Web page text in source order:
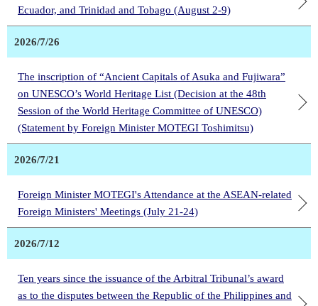
Ecuador, and Trinidad and Tobago (August 2-9)
2026/7/26
The inscription of “Ancient Capitals of Asuka and Fujiwara”
on UNESCO’s World Heritage List (Decision at the 48th
Session of the World Heritage Committee of UNESCO)
(Statement by Foreign Minister MOTEGI Toshimitsu)
2026/7/21
Foreign Minister MOTEGI's Attendance at the ASEAN-related
Foreign Ministers' Meetings (July 21-24)
2026/7/12
Ten years since the issuance of the Arbitral Tribunal’s award
as to the disputes between the Republic of the Philippines and